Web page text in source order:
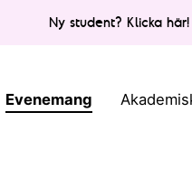
Ny student? Klicka
Evenemang